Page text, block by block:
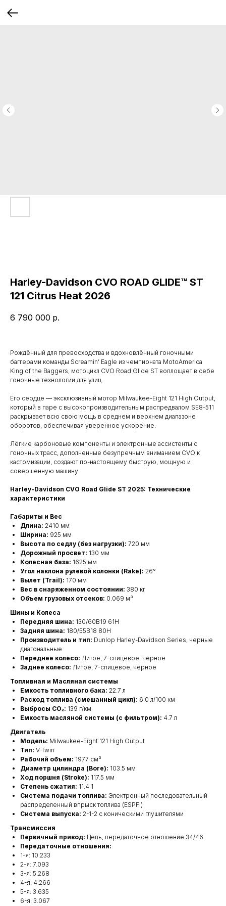
Harley-Davidson CVO ROAD GLIDE™ ST
121 Citrus Heat 2026
6 790 000 р.
Рождённый для превосходства и вдохновлённый гоночными
баггерами команды Screamin’ Eagle из чемпионата MotoAmerica
King of the Baggers, мотоцикл CVO Road Glide ST воплощает в себе
гоночные технологии для улиц.
Его сердце — эксклюзивный мотор Milwaukee-Eight 121 High Output,
который в паре с высокопроизводительным распредвалом SE8-511
раскрывает всю свою мощь в среднем и верхнем диапазоне
оборотов, обеспечивая уверенное ускорение.
Лёгкие карбоновые компоненты и электронные ассистенты с
гоночных трасс, дополненные безупречным вниманием CVO к
кастомизации, создают по-настоящему быструю, мощную и
совершенную машину.
Harley-Davidson CVO Road Glide ST 2025: Технические
характеристики
Габариты и Вес
Длина: 2410 мм
Ширина: 925 мм
Высота по седлу (без нагрузки): 720 мм
Дорожный просвет: 130 мм
Колесная база: 1625 мм
Угол наклона рулевой колонки (Rake): 26°
Вылет (Trail): 170 мм
Вес в снаряженном состоянии: 380 кг
Объем грузовых отсеков: 0.069 м³
Шины и Колеса
Передняя шина: 130/60B19 61H
Задняя шина: 180/55B18 80H
Производитель и тип: Dunlop Harley-Davidson Series, черные
диагональные
Переднее колесо: Литое, 7-спицевое, черное
Заднее колесо: Литое, 7-спицевое, черное
Топливная и Масляная системы
Емкость топливного бака: 22.7 л
Расход топлива (смешанный цикл): 6.0 л/100 км
Выбросы CO₂: 139 г/км
Емкость масляной системы (с фильтром): 4.7 л
Двигатель
Модель: Milwaukee-Eight 121 High Output
Тип: V-Twin
Рабочий объем: 1977 см³
Диаметр цилиндра (Bore): 103.5 мм
Ход поршня (Stroke): 117.5 мм
Степень сжатия: 11.4:1
Система подачи топлива: Электронный последовательный
распределенный впрыск топлива (ESPFI)
Система выпуска: 2-1-2 с коническими глушителями
Трансмиссия
Первичный привод: Цепь, передаточное отношение 34/46
Передаточные отношения:
1-я: 10.233
2-я: 7.093
3-я: 5.268
4-я: 4.266
5-я: 3.635
6-я: 3.067